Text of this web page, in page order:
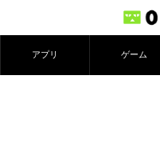
アプリ ゲーム